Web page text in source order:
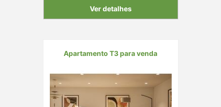
Ver detalhes
Apartamento T3 para venda